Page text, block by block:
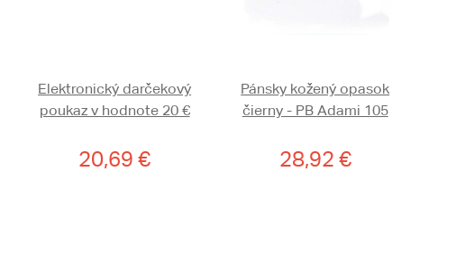
Elektronický darčekový
poukaz v hodnote 20 €
20,69 €
Pánsky kožený opasok
čierny - PB Adami 105
28,92 €